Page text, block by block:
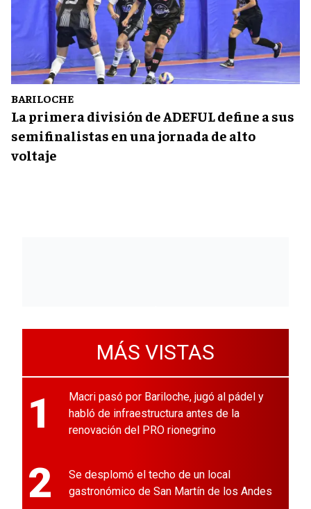
BARILOCHE
La primera división de ADEFUL define a sus
semifinalistas en una jornada de alto
voltaje
MÁS VISTAS
1
Macri pasó por Bariloche, jugó al pádel y
habló de infraestructura antes de la
renovación del PRO rionegrino
2
Se desplomó el techo de un local
gastronómico de San Martín de los Andes